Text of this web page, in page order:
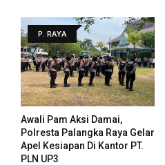
P. RAYA
Awali Pam Aksi Damai,
Polresta Palangka Raya Gelar
Apel Kesiapan Di Kantor PT.
PLN UP3